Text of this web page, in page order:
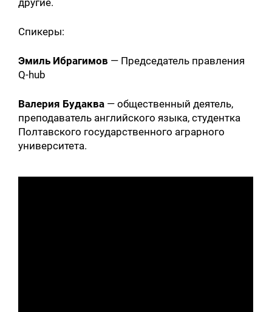
Спикеры:
Эмиль Ибрагимов — Председатель правления
Q-hub
Валерия Будаква — общественный деятель,
преподаватель английского языка, студентка
Полтавского государственного аграрного
университета.